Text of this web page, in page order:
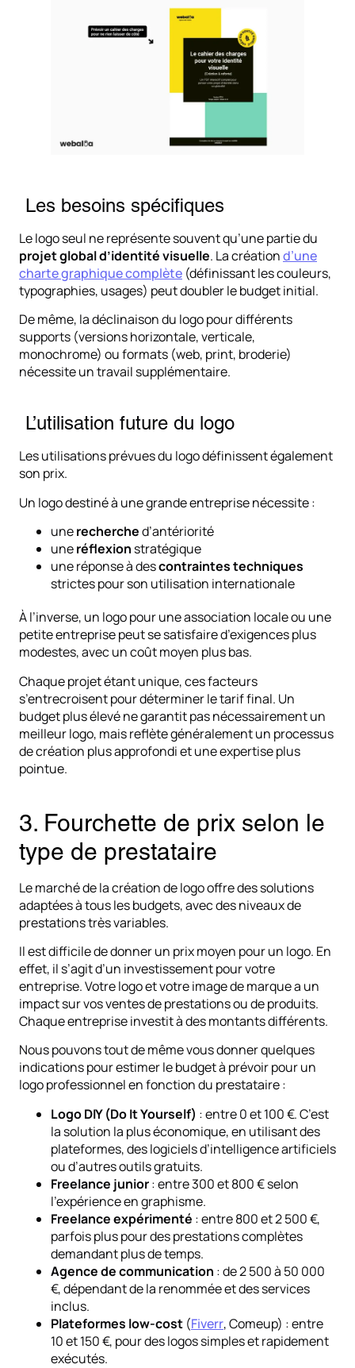
Les besoins spécifiques
Le logo seul ne représente souvent qu’une partie du
projet global d’identité visuelle. La créationd’une
charte graphique complète (définissant les couleurs,
typographies, usages) peut doubler le budget initial.
De même, la déclinaison du logo pour différents
supports (versions horizontale, verticale,
monochrome) ou formats (web, print, broderie)
nécessite un travail supplémentaire.
L’utilisation future du logo
Les utilisations prévues du logo définissent également
son prix.
Un logo destiné à une grande entreprise nécessite :
unerecherched’antériorité
uneréflexion stratégique
une réponse à descontraintes techniques
strictes pour son utilisation internationale
À l’inverse, un logo pour une association locale ou une
petite entreprise peut se satisfaire d’exigences plus
modestes, avec un coût moyen plus bas.
Chaque projet étant unique, ces facteurs
s’entrecroisent pour déterminer le tarif final. Un
budget plus élevé ne garantit pas nécessairement un
meilleur logo, mais reflète généralement un processus
de création plus approfondi et une expertise plus
pointue.
3. Fourchette de prix selon le
type de prestataire
Le marché de la création de logo offre des solutions
adaptées à tous les budgets, avec des niveaux de
prestations très variables.
Il est difficile de donner un prix moyen pour un logo. En
effet, il s’agit d’un investissement pour votre
entreprise. Votre logo et votre image de marque a un
impact sur vos ventes de prestations ou de produits.
Chaque entreprise investit à des montants différents.
Nous pouvons tout de même vous donner quelques
indications pour estimer le budget à prévoir pour un
logo professionnel en fonction du prestataire :
Logo DIY (Do It Yourself) : entre 0 et 100 €. C’est
la solution la plus économique, en utilisant des
plateformes, des logiciels d’intelligence artificiels
ou d’autres outils gratuits.
Freelance junior: entre 300 et 800 € selon
l’expérience en graphisme.
Freelance expérimenté : entre 800 et 2 500 €,
parfois plus pour des prestations complètes
demandant plus de temps.
Agence de communication : de 2 500 à 50 000
€, dépendant de la renommée et des services
inclus.
Plateformes low-cost (Fiverr, Comeup) : entre
10 et 150 €, pour des logos simples et rapidement
exécutés.